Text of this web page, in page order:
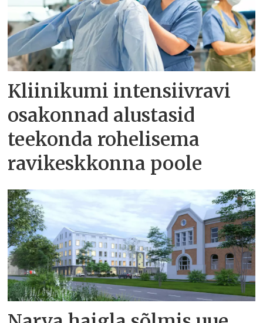
Kliinikumi intensiivravi
osakonnad alustasid
teekonda rohelisema
ravikeskkonna poole